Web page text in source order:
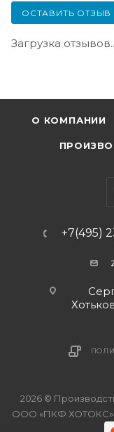
ОСТАВИТЬ ОТЗЫВ
Загрузка
О КОМПАНИИ
+7(495)
2026 ©
ООО «ПКФ ХОТОКС» |